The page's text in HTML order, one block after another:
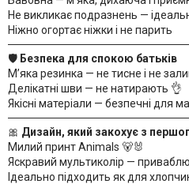
Не викликає подразнень —
Ніжно огортає ніжки і не парить
🛡 Безпека для спокою батьків
М’яка резинка — не тисне і не
Делікатні шви — не натирають 👌
Якісні матеріали — безпечні для
🎀 Дизайн, який закохує з
Милий принт Animals 🐻🐰
Яскравий мультиколір —
Ідеально підходить як для